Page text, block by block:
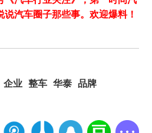
汽车圈子那些事。欢迎爆料！
企业 整车 华泰
品牌